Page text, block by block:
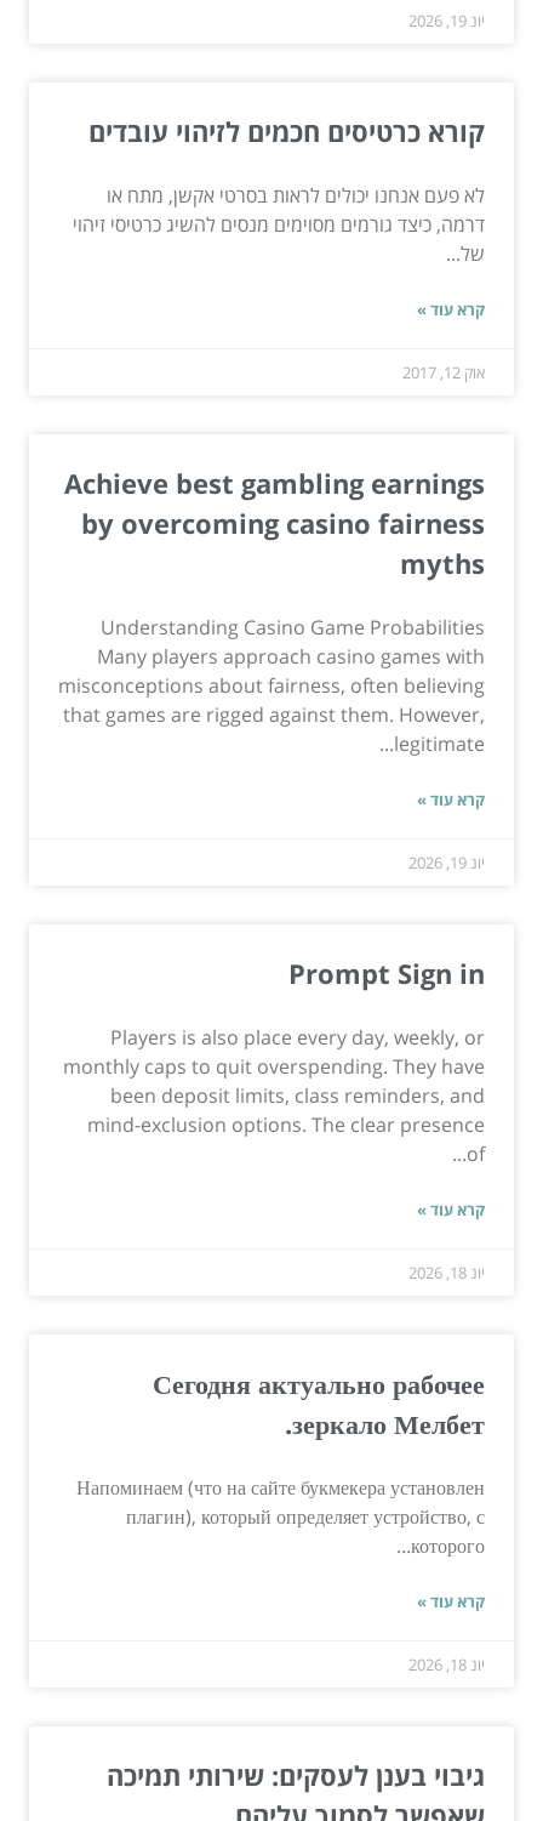
יונ 19, 2026
קורא כרטיסים חכמים לזיהוי עובדים
לא פעם אנחנו יכולים לראות בסרטי אקשן, מתח או
דרמה, כיצד גורמים מסוימים מנסים להשיג כרטיסי זיהוי
של...
קרא עוד »
אוק 12, 2017
Achieve best gambling earnings
by overcoming casino fairness
myths
Understanding Casino Game Probabilities
Many players approach casino games with
misconceptions about fairness, often believing
that games are rigged against them. However,
legitimate...
קרא עוד »
יונ 19, 2026
Prompt Sign in
Players is also place every day, weekly, or
monthly caps to quit overspending. They have
been deposit limits, class reminders, and
mind-exclusion options. The clear presence
of...
קרא עוד »
יונ 18, 2026
Сегодня актуально рабочее
зеркало Мелбет.
Напоминаем (что на сайте букмекера установлен
плагин), который определяет устройство, с
которого...
קרא עוד »
יונ 18, 2026
גיבוי בענן לעסקים: שירותי תמיכה